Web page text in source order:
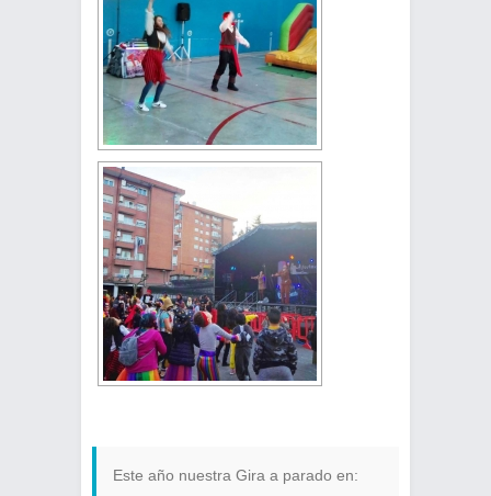
Este año nuestra Gira a parado en: